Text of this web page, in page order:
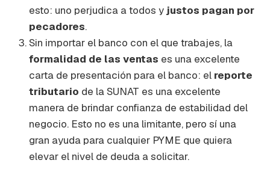
esto: uno perjudica a todos y justos pagan por
pecadores.
Sin importar el banco con el que trabajes, la
formalidad de las ventas es una excelente
carta de presentación para el banco: el reporte
tributario de la SUNAT es una excelente
manera de brindar confianza de estabilidad del
negocio. Esto no es una limitante, pero sí una
gran ayuda para cualquier PYME que quiera
elevar el nivel de deuda a solicitar.